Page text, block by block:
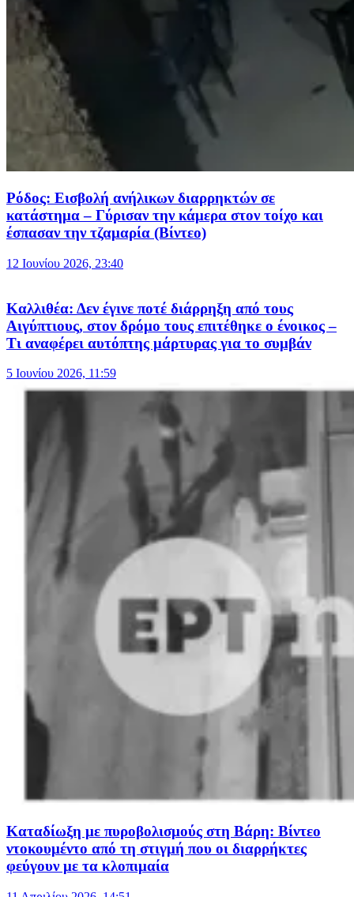
Ρόδος: Εισβολή ανήλικων διαρρηκτών σε
κατάστημα – Γύρισαν την κάμερα στον τοίχο και
έσπασαν την τζαμαρία (Βίντεο)
12 Ιουνίου 2026, 23:40
Καλλιθέα: Δεν έγινε ποτέ διάρρηξη από τους
Αιγύπτιους, στον δρόμο τους επιτέθηκε ο ένοικος –
Τι αναφέρει αυτόπτης μάρτυρας για το συμβάν
5 Ιουνίου 2026, 11:59
Καταδίωξη με πυροβολισμούς στη Βάρη: Βίντεο
ντοκουμέντο από τη στιγμή που οι διαρρήκτες
φεύγουν με τα κλοπιμαία